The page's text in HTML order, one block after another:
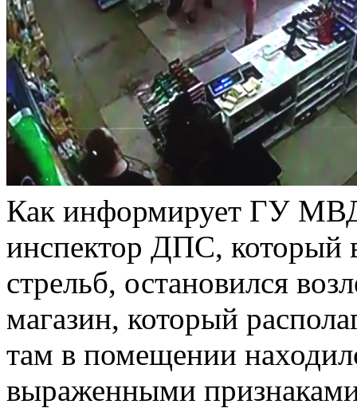
Как информирует ГУ
инспектор ДПС, который
стрельб, остановился
магазин, который
там в помещении
выраженными